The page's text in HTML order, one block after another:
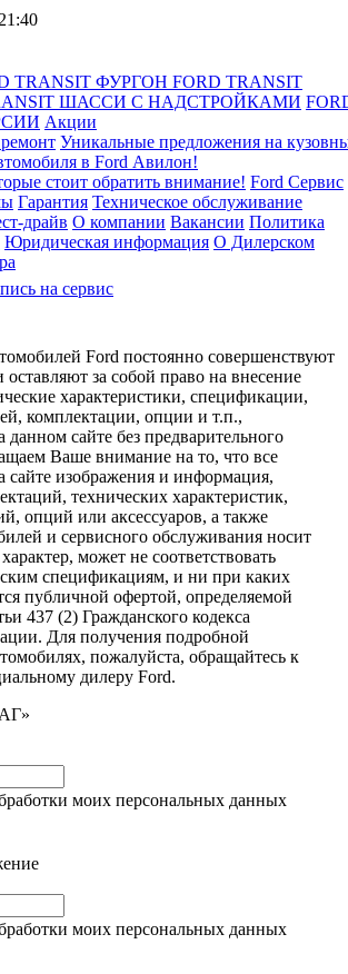
TRANSIT ФУРГОН FORD TRANSIT
ШАССИ С НАДСТРОЙКАМИ
Акции
Уникальные предложения на
в Ford Авилон!
стоит обратить внимание! Ford Сервис
Гарантия Техническое обслуживание
драйв О компании Вакансии Политика
Юридическая информация О Дилерском
на сервис
Ford постоянно совершенствуют
за собой право на внесение
характеристики, спецификации,
комплектации, опции и т.п.,
данном сайте без предварительного
Ваше внимание на то, что все
сайте изображения и информация,
технических характеристик,
опций или аксессуаров, а также
и сервисного обслуживания носит
может не соответствовать
спецификациям, и ни при каких
публичной офертой, определяемой
437 (2) Гражданского кодекса
Для получения подробной
пожалуйста, обращайтесь к
дилеру Ford.
моих персональных данных
моих персональных данных